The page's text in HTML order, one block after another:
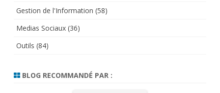
Gestion de l'Information (58)
Medias Sociaux (36)
Outils (84)
BLOG RECOMMANDÉ PAR :